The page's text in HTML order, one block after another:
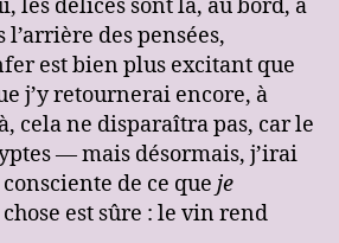
les délices sont là, au bord, à
des pensées,
est bien plus excitant que
j’y retournerai encore, à
cela ne disparaîtra pas, car le
— mais désormais, j’irai
de ce que je
chose est sûre : le vin rend